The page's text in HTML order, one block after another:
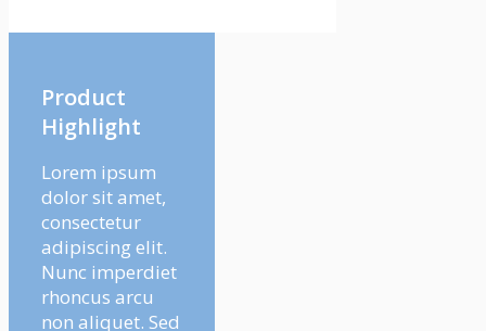
Product
Highlight
Lorem ipsum
dolor sit amet,
consectetur
adipiscing elit.
Nunc imperdiet
rhoncus arcu
non aliquet. Sed